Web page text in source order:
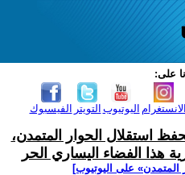
على:
الفيسبوك التويتر اليوتيوب الانستغرام
استقلال الحوار المتمدن،
هذا الفضاء اليساري الحر
المتمدن» على اليوتيوب]